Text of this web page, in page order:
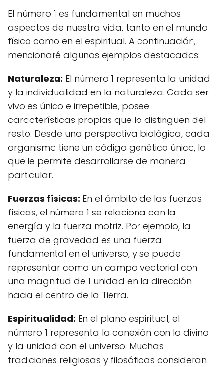
El número 1 es fundamental en muchos
aspectos de nuestra vida, tanto en el mundo
físico como en el espiritual. A continuación,
mencionaré algunos ejemplos destacados:
Naturaleza: El número 1 representa la unidad
y la individualidad en la naturaleza. Cada ser
vivo es único e irrepetible, posee
características propias que lo distinguen del
resto. Desde una perspectiva biológica, cada
organismo tiene un código genético único, lo
que le permite desarrollarse de manera
particular.
Fuerzas físicas: En el ámbito de las fuerzas
físicas, el número 1 se relaciona con la
energía y la fuerza motriz. Por ejemplo, la
fuerza de gravedad es una fuerza
fundamental en el universo, y se puede
representar como un campo vectorial con
una magnitud de 1 unidad en la dirección
hacia el centro de la Tierra.
Espiritualidad: En el plano espiritual, el
número 1 representa la conexión con lo divino
y la unidad con el universo. Muchas
tradiciones religiosas y filosóficas consideran